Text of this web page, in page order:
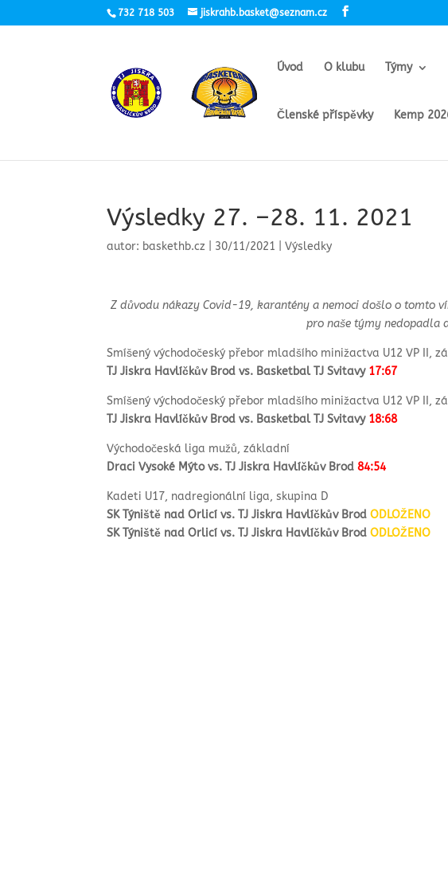
732 718 503 jiskrahb.basket@seznam.cz
Úvod O klubu Týmy
Členské příspěvky Kemp
Výsledky 27. –28. 11. 2021
autor: baskethb.cz 30/11/2021 |Výsledky
Z důvodu nákazy Covid-19, karantény a nemoci došlo o tomto
pro naše týmy nedopadla
Smíšený východočeský přebor mladšího minižactva U12 VP II,
TJ Jiskra Havlíčkův Brod vs. Basketbal TJ Svitavy 17:67
Smíšený východočeský přebor mladšího minižactva U12 VP II,
TJ Jiskra Havlíčkův Brod vs. Basketbal TJ Svitavy 18:68
Východočeská liga mužů, základní
Draci Vysoké Mýto vs. TJ Jiskra Havlíčkův Brod84:54
Kadeti U17, nadregionální liga, skupina D
SK Týniště nad Orlicí vs. TJ Jiskra Havlíčkův BrodODLOŽENO
SK Týniště nad Orlicí vs. TJ Jiskra Havlíčkův BrodODLOŽENO